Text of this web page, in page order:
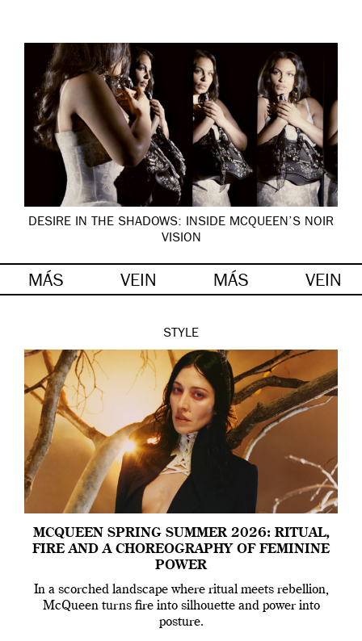
DESIRE IN THE SHADOWS: INSIDE MCQUEEN’S NOIR
VISION
MÁS VEIN MÁS VEIN
STYLE
MCQUEEN SPRING SUMMER 2026: RITUAL,
FIRE AND A CHOREOGRAPHY OF FEMININE
POWER
In a scorched landscape where ritual meets rebellion,
McQueen turns fire into silhouette and power into
posture.